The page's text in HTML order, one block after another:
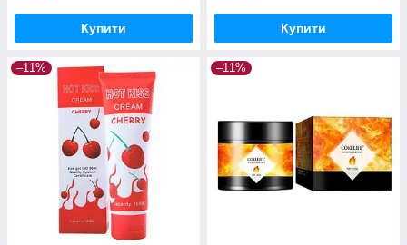
Купити Купити
–11% –11%